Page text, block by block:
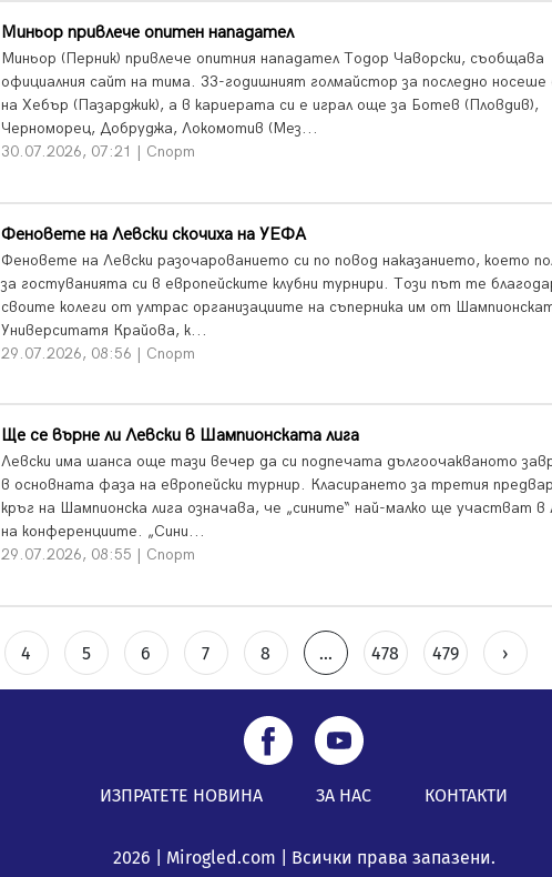
Миньор привлече опитен нападател
Миньор (Перник) привлече опитния нападател Тодор Чаворски, съобщава
официалния сайт на тима. 33-годишният голмайстор за последно носеше
на Хебър (Пазарджик), а в кариерата си е играл още за Ботев (Пловдив),
Черноморец, Добруджа, Локомотив (Мез...
30.07.2026, 07:21 | Спорт
Феновете на Левски скочиха на УЕФА
Феновете на Левски разочарованието си по повод наказанието, което
за гостуванията си в европейските клубни турнири. Този път те
своите колеги от ултрас организациите на съперника им от
Университатя Крайова, к...
29.07.2026, 08:56 | Спорт
Ще се върне ли Левски в Шампионската лига
Левски има шансa още тази вечер да си подпечата дългоочакваното
в основната фаза на европейски турнир. Класирането за третия
кръг на Шампионска лига означава, че „сините“ най-малко ще участват в
на конференциите. „Сини...
29.07.2026, 08:55 | Спорт
4 5 6 7 8 ... 478 479 ›
ИЗПРАТЕТЕ НОВИНА ЗА НАС КОНТАКТИ
2026 | Mirogled.com | Всички права запазени.